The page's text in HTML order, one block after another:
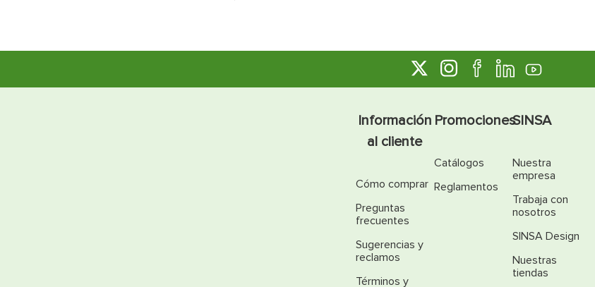
Información
al cliente
Cómo comprar
Preguntas
frecuentes
Sugerencias y
reclamos
Términos y
Promociones
Catálogos
Reglamentos
SINSA
Nuestra
empresa
Trabaja con
nosotros
SINSA Design
Nuestras
tiendas